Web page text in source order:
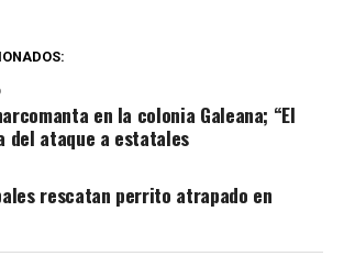
en la colonia Galeana; “El
del ataque a estatales
rescatan perrito atrapado en